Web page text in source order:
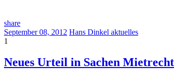
share
September 08, 2012 Hans Dinkel aktuelles
1
Neues Urteil in Sachen Mietrecht